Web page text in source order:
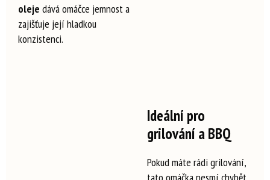
oleje dává omáčce jemnost a
zajišťuje její hladkou
konzistenci.
Ideální pro
grilování a BBQ
Pokud máte rádi grilování,